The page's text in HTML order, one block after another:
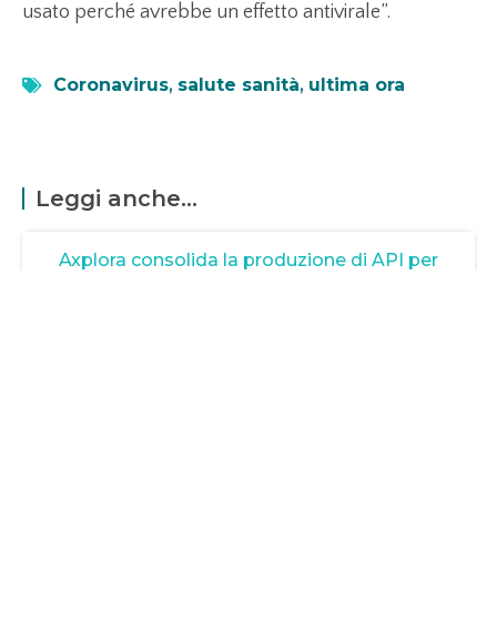
usato perché avrebbe un effetto antivirale”.
Coronavirus, salute sanità, ultima ora
Leggi anche...
Axplora consolida la produzione di API per